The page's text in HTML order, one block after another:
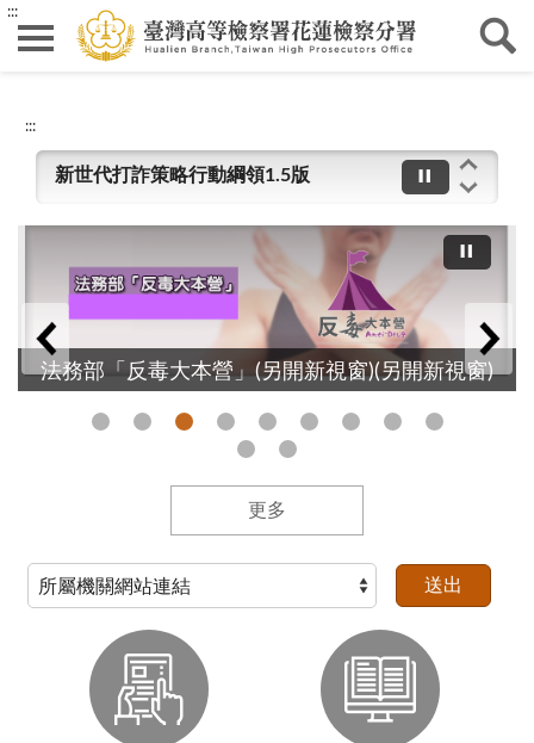
:::
:::
新世代打詐策略行動綱領1.5版
最高檢察署-妨害選舉影音專區
行政院洗錢防制辦公室
內政部戶政司宣導：上傳數位相片申辦身分證，省時、快速又方便，網路立即上傳，辦理身分證好方便。
衛生福利部防疫訊息
新世代打詐策略行動綱領1.5版
法務部「反毒大本營」(另開新視窗)(另開新視窗)
更多